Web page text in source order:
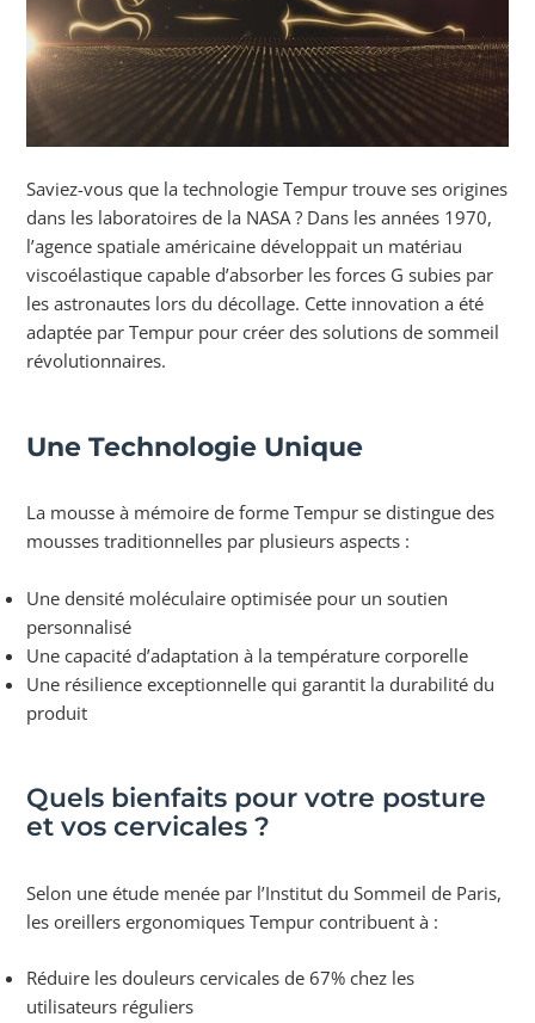
Saviez-vous que la technologie Tempur trouve ses origines
dans les laboratoires de la NASA ? Dans les années 1970,
l’agence spatiale américaine développait un matériau
viscoélastique capable d’absorber les forces G subies par
les astronautes lors du décollage. Cette innovation a été
adaptée par Tempur pour créer des solutions de sommeil
révolutionnaires.
Une Technologie Unique
La mousse à mémoire de forme Tempur se distingue des
mousses traditionnelles par plusieurs aspects :
Une densité moléculaire optimisée pour un soutien
personnalisé
Une capacité d’adaptation à la température corporelle
Une résilience exceptionnelle qui garantit la durabilité du
produit
Quels bienfaits pour votre posture
et vos cervicales ?
Selon une étude menée par l’Institut du Sommeil de Paris,
les oreillers ergonomiques Tempur contribuent à :
Réduire les douleurs cervicales de 67% chez les
utilisateurs réguliers